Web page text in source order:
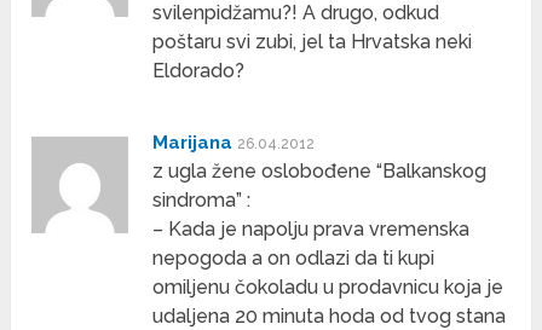
svilenpidžamu?! A drugo, odkud
poštaru svi zubi, jel ta Hrvatska neki
Eldorado?
Marijana 26.04.2012
z ugla žene oslobođene “Balkanskog
sindroma” :
– Kada je napolju prava vremenska
nepogoda a on odlazi da ti kupi
omiljenu čokoladu u prodavnicu koja je
udaljena 20 minuta hoda od tvog stana